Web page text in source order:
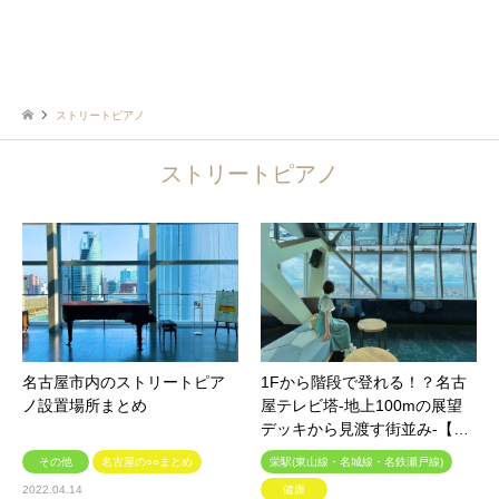
ストリートピアノ
ストリートピアノ
名古屋市内のストリートピア
ノ設置場所まとめ
その他 名古屋の○○まとめ
2022.04.14
1Fから階段で登れる！？名古
屋テレビ塔-地上100mの展望
デッキから見渡す街並み-【…
栄駅(東山線・名城線・名鉄瀬戸線)
健康